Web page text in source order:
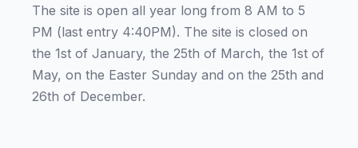
The site is open all year long from 8 AM to 5
PM (last entry 4:40PM). The site is closed on
the 1st of January, the 25th of March, the 1st of
May, on the Easter Sunday and on the 25th and
26th of December.